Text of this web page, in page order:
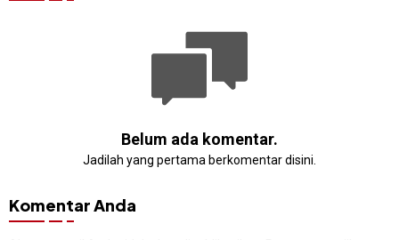
Belum ada komentar.
Jadilah yang pertama berkomentar disini.
Komentar Anda